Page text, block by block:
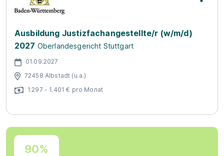
Ausbildung Justizfachangestellte/r (w/m/d)
2027 Oberlandesgericht Stuttgart
01.09.2027
72458 Albstadt (u.a.)
1.297 - 1.401 € pro Monat
90%